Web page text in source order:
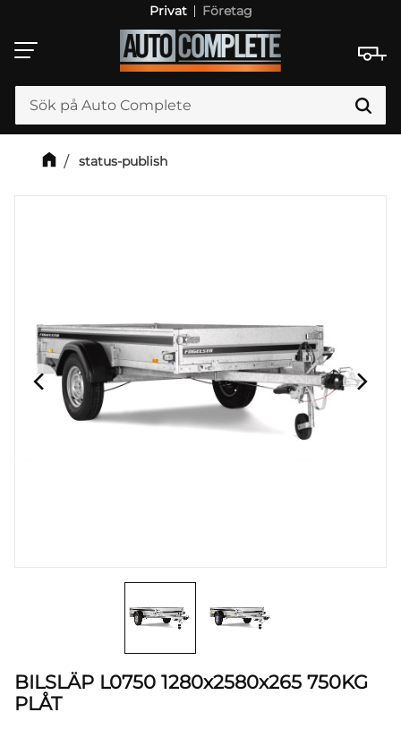
Meny
Privat Företag
status-publish
BILSLÄP L0750 1280x2580x265 750KG
PLÅT